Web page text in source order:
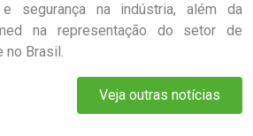
segurança na indústria, além da
na representação do setor de
no Brasil.
Veja outras notícias